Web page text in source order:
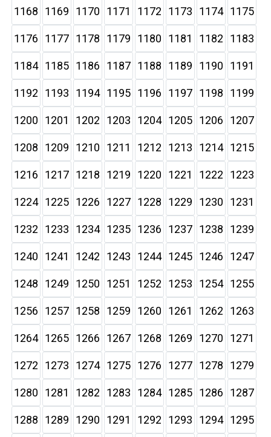
1168 1169 1170 1171 1172 1173 1174 1175
1176 1177 1178 1179 1180 1181 1182 1183
1184 1185 1186 1187 1188 1189 1190 1191
1192 1193 1194 1195 1196 1197 1198 1199
1200 1201 1202 1203 1204 1205 1206 1207
1208 1209 1210 1211 1212 1213 1214 1215
1216 1217 1218 1219 1220 1221 1222 1223
1224 1225 1226 1227 1228 1229 1230 1231
1232 1233 1234 1235 1236 1237 1238 1239
1240 1241 1242 1243 1244 1245 1246 1247
1248 1249 1250 1251 1252 1253 1254 1255
1256 1257 1258 1259 1260 1261 1262 1263
1264 1265 1266 1267 1268 1269 1270 1271
1272 1273 1274 1275 1276 1277 1278 1279
1280 1281 1282 1283 1284 1285 1286 1287
1288 1289 1290 1291 1292 1293 1294 1295